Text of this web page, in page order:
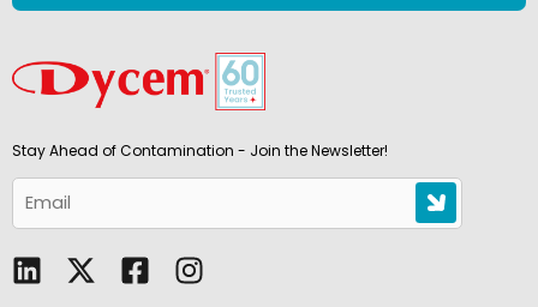
Stay Ahead of Contamination - Join the Newsletter!
L F I